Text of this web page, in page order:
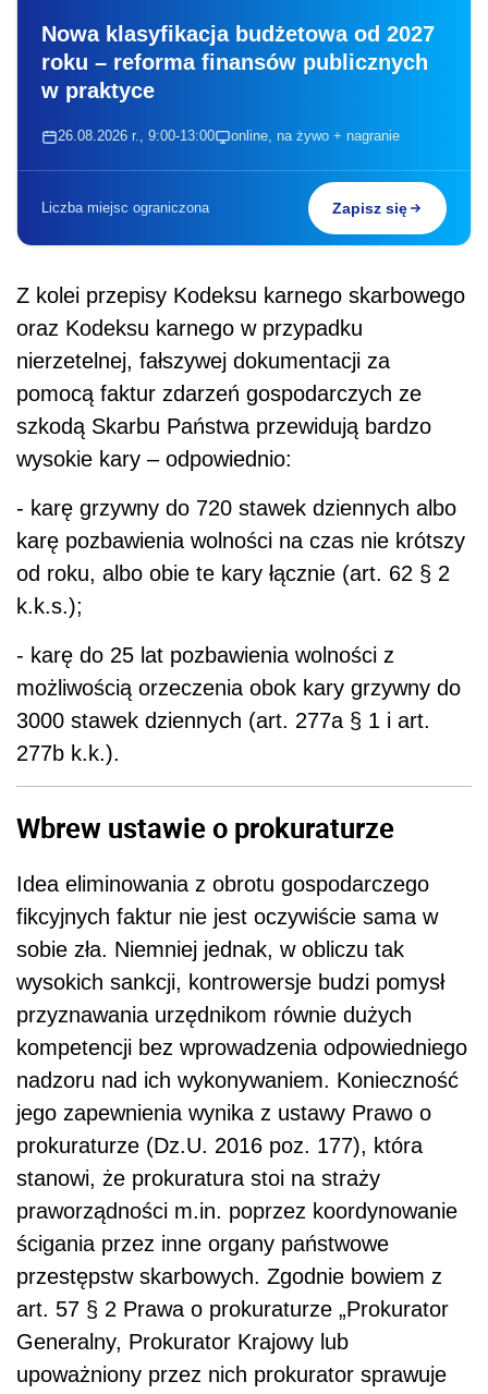
Nowa klasyfikacja budżetowa od 2027
roku – reforma finansów publicznych
w praktyce
26.08.2026 r., 9:00-13:00 online, na żywo + nagranie
Liczba miejsc ograniczona Zapisz się
Z kolei przepisy Kodeksu karnego skarbowego
oraz Kodeksu karnego w przypadku
nierzetelnej, fałszywej dokumentacji za
pomocą faktur zdarzeń gospodarczych ze
szkodą Skarbu Państwa przewidują bardzo
wysokie kary – odpowiednio:
- karę grzywny do 720 stawek dziennych albo
karę pozbawienia wolności na czas nie krótszy
od roku, albo obie te kary łącznie (art. 62 § 2
k.k.s.);
- karę do 25 lat pozbawienia wolności z
możliwością orzeczenia obok kary grzywny do
3000 stawek dziennych (art. 277a § 1 i art.
277b k.k.).
Wbrew ustawie o prokuraturze
Idea eliminowania z obrotu gospodarczego
fikcyjnych faktur nie jest oczywiście sama w
sobie zła. Niemniej jednak, w obliczu tak
wysokich sankcji, kontrowersje budzi pomysł
przyznawania urzędnikom równie dużych
kompetencji bez wprowadzenia odpowiedniego
nadzoru nad ich wykonywaniem. Konieczność
jego zapewnienia wynika z ustawy Prawo o
prokuraturze (Dz.U. 2016 poz. 177), która
stanowi, że prokuratura stoi na straży
praworządności m.in. poprzez koordynowanie
ścigania przez inne organy państwowe
przestępstw skarbowych. Zgodnie bowiem z
art. 57 § 2 Prawa o prokuraturze „Prokurator
Generalny, Prokurator Krajowy lub
upoważniony przez nich prokurator sprawuje